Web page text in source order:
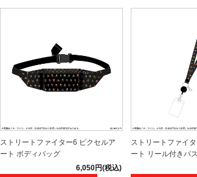
ストリートファイター6 ピクセルア
ート ボディバッグ
6,050円(税込)
ストリートファイ
ート リール付きパ